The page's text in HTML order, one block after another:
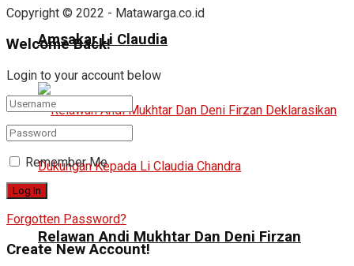
Amsakar Li Claudia
Relawan Andi Mukhtar Dan Deni Firzan
Copyright © 2022 - Matawarga.co.id
Welcome Back!
Login to your account below
Remember Me
Forgotten Password?
Create New Account!